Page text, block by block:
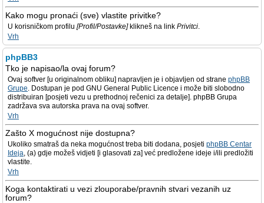
Kako mogu pronaći (sve) vlastite privitke?
U korisničkom profilu [Profil/Postavke]klikneš na link Privitci.
Vrh
phpBB3
Tko je napisao/la ovaj forum?
Ovaj softver [u originalnom obliku] napravljen je i objavljen od strane phpBB
Grupe. Dostupan je pod GNU General Public Licence i može biti slobodno
distribuiran [posjeti vezu u prethodnoj rečenici za detalje]. phpBB Grupa
zadržava sva autorska prava na ovaj softver.
Vrh
Zašto X mogućnost nije dostupna?
Ukoliko smatraš da neka mogućnost treba biti dodana, posjeti phpBB Centar
Ideja, (a) gdje možeš vidjeti [i glasovati za] već predložene ideje i/ili predložiti
vlastite.
Vrh
Koga kontaktirati u vezi zlouporabe/pravnih stvari vezanih uz
forum?